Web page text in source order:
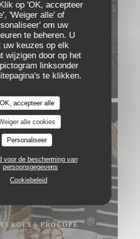
op 'OK, accepteer
'Weiger alle' of
om uw
te beheren. U
uw keuzes op elk
wijzigen door op het
linksonder
te klikken.
OK, accepteer alle
alle cookies
Personaliseer
voor de bescherming van
persoonsgegevens
Cookiebeleid
PROCOPE